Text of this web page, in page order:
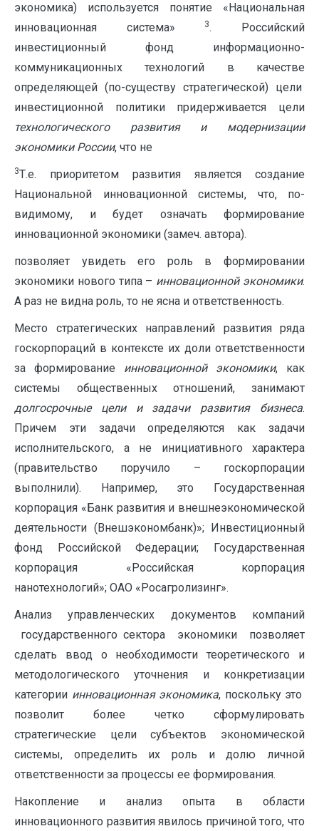
экономика) используется понятие «Национальная
инновационная система»
3. Российский
инвестиционный фонд информационно-
коммуникационных технологий в качестве
определяющей (по-существу стратегической) цели
инвестиционной политики придерживается цели
технологического развития и модернизации
экономики России, что не
3Т.е. приоритетом развития является создание
Национальной инновационной системы, что, по-
видимому, и будет означать формирование
инновационной экономики (замеч. автора).
позволяет увидеть его роль в формировании
экономики нового типа – инновационной экономики.
А раз не видна роль, то не ясна и ответственность.
Место стратегических направлений развития ряда
госкорпораций в контексте их доли ответственности
за формирование инновационной экономики, как
системы общественных отношений, занимают
долгосрочные цели и задачи развития бизнеса.
Причем эти задачи определяются как задачи
исполнительского, а не инициативного характера
(правительство поручило – госкорпорации
выполнили). Например, это Государственная
корпорация «Банк развития и внешнеэкономической
деятельности (Внешэкономбанк)»; Инвестиционный
фонд Российской Федерации; Государственная
корпорация «Российская корпорация
нанотехнологий»; ОАО «Росагролизинг».
Анализ управленческих документов компаний
государственного сектора экономики позволяет
сделать ввод о необходимости теоретического и
методологического уточнения и конкретизации
категории инновационная экономика, поскольку это
позволит более четко сформулировать
стратегические цели субъектов экономической
системы, определить их роль и долю личной
ответственности за процессы ее формирования.
Накопление и анализ опыта в области
инновационного развития явилось причиной того, что